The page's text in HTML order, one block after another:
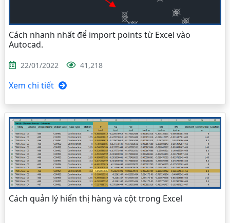
Cách nhanh nhất để import points từ Excel vào
Autocad.
22/01/2022 41,218
Xem chi tiết
Cách quản lý hiển thị hàng và cột trong Excel